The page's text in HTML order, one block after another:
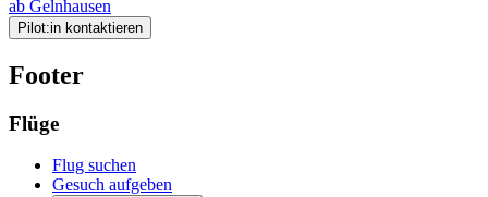
ab Gelnhausen
Pilot:in kontaktieren
Footer
Flüge
Flug suchen
Gesuch aufgeben